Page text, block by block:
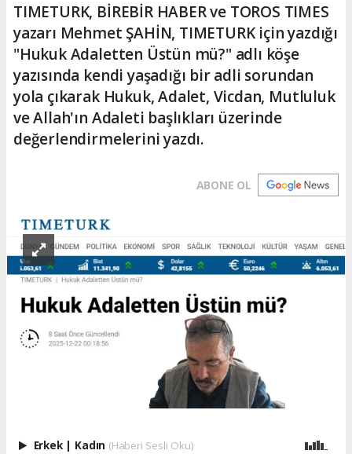
TIMETURK, BİREBİR HABER ve TOROS TIMES
yazarı Mehmet ŞAHİN, TIMETURK için yazdığı
"Hukuk Adaletten Üstün mü?" adlı köşe
yazısında kendi yaşadığı bir adli sorundan
yola çıkarak Hukuk, Adalet, Vicdan, Mutluluk
ve Allah'ın Adaleti başlıkları üzerinde
değerlendirmelerini yazdı.
ABONE OL
Erkek | Kadın (Haberi Sesli Oku)